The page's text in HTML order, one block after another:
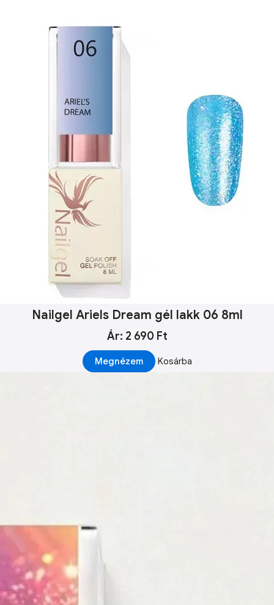
Nailgel Ariels Dream gél lakk 06 8ml
Ár: 2 690 Ft
Megnézem Kosárba